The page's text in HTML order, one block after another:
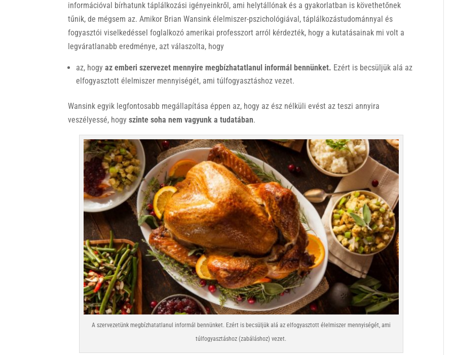
információval bírhatunk táplálkozási igényeinkről, ami helytállónak és a gyakorlatban is követhetőnek
tűnik, de mégsem az. Amikor Brian Wansink élelmiszer-pszichológiával, táplálkozástudománnyal és
fogyasztói viselkedéssel foglalkozó amerikai professzort arról kérdezték, hogy a kutatásainak mi volt a
legváratlanabb eredménye, azt válaszolta, hogy
az, hogyaz emberi szervezet mennyire megbízhatatlanul informál bennünket. Ezért is becsüljük alá az
elfogyasztott élelmiszer mennyiségét, ami túlfogyasztáshoz vezet.
Wansink egyik legfontosabb megállapítása éppen az, hogy az ész nélküli evést az teszi annyira
veszélyessé, hogyszinte soha nem vagyunk a tudatában.
A szervezetünk megbízhatatlanul informál bennünket. Ezért is becsüljük alá az elfogyasztott élelmiszer mennyiségét, ami
túlfogyasztáshoz (zabáláshoz) vezet.